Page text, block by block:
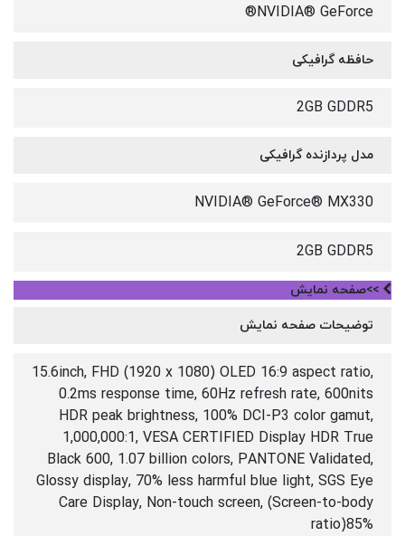
NVIDIA® GeForce®
حافظه گرافیکی
2GB GDDR5
مدل پردازنده گرافیکی
NVIDIA® GeForce® MX330
2GB GDDR5
>>صفحه نمایش
توضیحات صفحه نمایش
15.6inch, FHD (1920 x 1080) OLED 16:9 aspect ratio,
0.2ms response time, 60Hz refresh rate, 600nits
HDR peak brightness, 100% DCI-P3 color gamut,
1,000,000:1, VESA CERTIFIED Display HDR True
Black 600, 1.07 billion colors, PANTONE Validated,
Glossy display, 70% less harmful blue light, SGS Eye
Care Display, Non-touch screen, (Screen-to-body
ratio)85%